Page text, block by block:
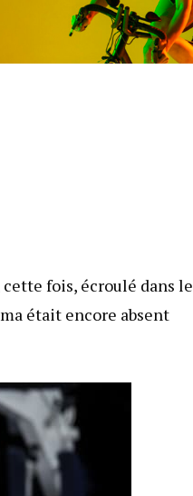
fois, écroulé dans le
était encore absent